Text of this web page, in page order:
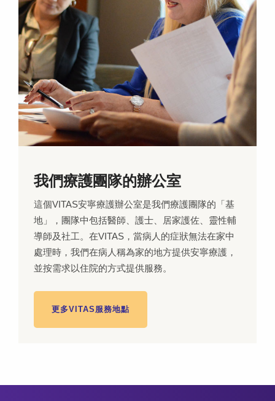
我們療護團隊的辦公室
這個VITAS安寧療護辦公室是我們療護團隊的「基
地」，團隊中包括醫師、護士、居家護佐、靈性輔
導師及社工。在VITAS，當病人的症狀無法在家中
處理時，我們在病人稱為家的地方提供安寧療護，
並按需求以住院的方式提供服務。
更多VITAS服務地點